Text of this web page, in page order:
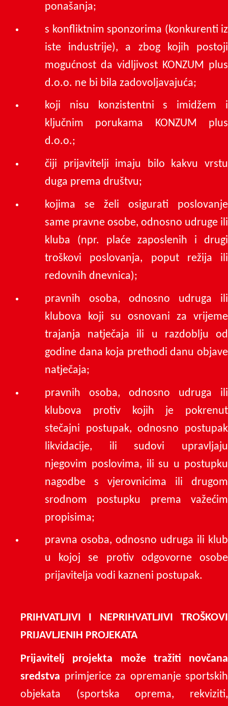
ponašanja;
s konfliktnim sponzorima (konkurenti iz
iste industrije), a zbog kojih postoji
mogućnost da vidljivost KONZUM plus
d.o.o. ne bi bila zadovoljavajuća;
koji nisu konzistentni s imidžem i
ključnim porukama KONZUM plus
d.o.o.;
čiji prijavitelji imaju bilo kakvu vrstu
duga prema društvu;
kojima se želi osigurati poslovanje
same pravne osobe, odnosno udruge ili
kluba (npr. plaće zaposlenih i drugi
troškovi poslovanja, poput režija ili
redovnih dnevnica);
pravnih osoba, odnosno udruga ili
klubova koji su osnovani za vrijeme
trajanja natječaja ili u razdoblju od
godine dana koja prethodi danu objave
natječaja;
pravnih osoba, odnosno udruga ili
klubova protiv kojih je pokrenut
stečajni postupak, odnosno postupak
likvidacije, ili sudovi upravljaju
njegovim poslovima, ili su u postupku
nagodbe s vjerovnicima ili drugom
srodnom postupku prema važećim
propisima;
pravna osoba, odnosno udruga ili klub
u kojoj se protiv odgovorne osobe
prijavitelja vodi kazneni postupak.
PRIHVATLJIVI I NEPRIHVATLJIVI TROŠKOVI
PRIJAVLJENIH PROJEKATA
Prijavitelj projekta može tražiti novčana
sredstva primjerice za opremanje sportskih
objekata (sportska oprema, rekviziti,